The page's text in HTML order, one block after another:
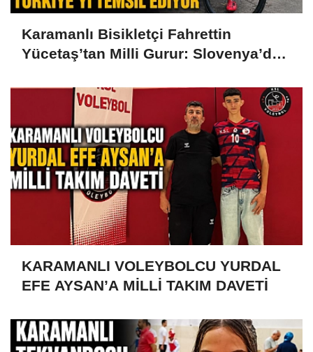
Karamanlı Bisikletçi Fahrettin
Yücetaş’tan Milli Gurur: Slovenya’da
KARAMANLI VOLEYBOLCU YURDAL
EFE AYSAN’A MİLLİ TAKIM DAVETİ